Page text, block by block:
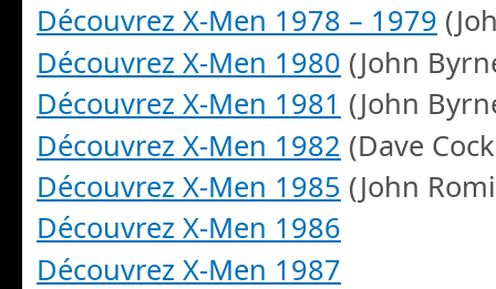
Découvrez X-Men 1978 – 1979
Découvrez X-Men 1980 (John
Découvrez X-Men 1981 (John
Découvrez X-Men 1982 (Dave
Découvrez X-Men 1985 (John
Découvrez X-Men 1986
Découvrez X-Men 1987